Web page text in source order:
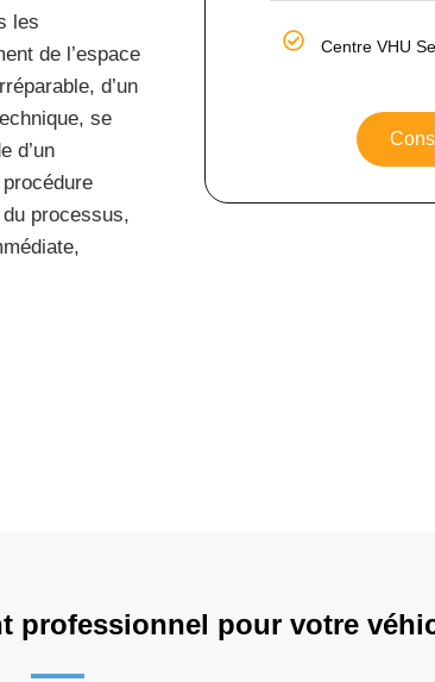
les
de l’espace
d’un
se
d’un
processus,
Centre VHU
professionnel pour votre